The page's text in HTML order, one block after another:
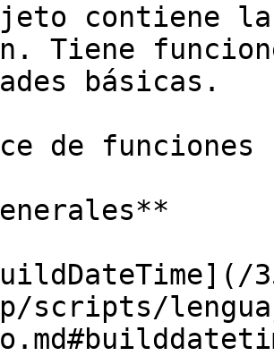
contiene
Tiene
básicas.
de funciones
scripts/